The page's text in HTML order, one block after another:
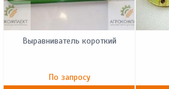
Выравниватель короткий
По запросу